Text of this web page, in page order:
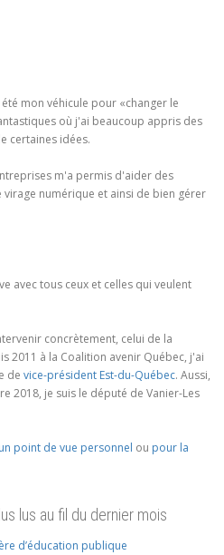
mon véhicule pour «changer le
où j'ai beaucoup appris des
certaines idées.
m'a permis d'aider des
numérique et ainsi de bien gérer
avec tous ceux et celles qui veulent
concrètement, celui de la
2011 à la Coalition avenir Québec, j'ai
de vice-président Est-du-Québec. Aussi,
2018, je suis le député de Vanier-Les
point de vue personnel ou pour la
lus au fil du dernier mois
d’éducation publique